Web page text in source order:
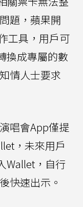
題，蘋果開
工具，用戶可
換成專屬的數
情人士要求
唱會App僅提
，未來用戶
Wallet，自行
快速出示。